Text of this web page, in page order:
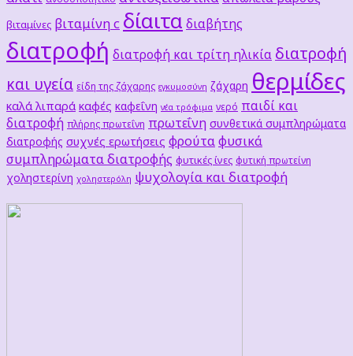
βιταμίνες βιταμίνη c δίαιτα διαβήτης
διατροφή διατροφή και τρίτη ηλικία διατροφή
και υγεία είδη της ζάχαρης εγκυμοσύνη ζάχαρη θερμίδες
καλά λιπαρά καφές καφεΐνη νέα τρόφιμα νερό παιδί και
διατροφή πλήρης πρωτεΐνη πρωτεΐνη συνθετικά συμπληρώματα
διατροφής συχνές ερωτήσεις φρούταφυσικά
συμπληρώματα διατροφής φυτικές ίνες φυτική πρωτείνη
χοληστερίνη χοληστερόλη ψυχολογία και διατροφή